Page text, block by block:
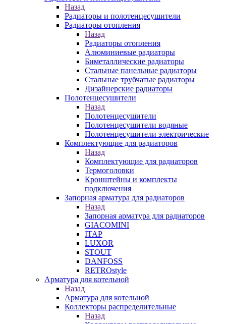
Назад
Радиаторы и полотенцесушители
Радиаторы отопления
Назад
Радиаторы отопления
Алюминиевые радиаторы
Биметаллические радиаторы
Стальные панельные радиаторы
Стальные трубчатые радиаторы
Дизайнерские радиаторы
Полотенцесушители
Назад
Полотенцесушители
Полотенцесушители водяные
Полотенцесушители электрические
Комплектующие для радиаторов
Назад
Комплектующие для радиаторов
Термоголовки
Кронштейны и комплекты
подключения
Запорная арматура для радиаторов
Назад
Запорная арматура для радиаторов
GIACOMINI
ITAP
LUXOR
STOUT
DANFOSS
RETROstyle
Арматура для котельной
Назад
Арматура для котельной
Коллекторы распределительные
Назад